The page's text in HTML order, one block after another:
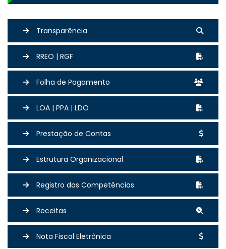
Transparência
RREO | RGF
Folha de Pagamento
LOA | PPA | LDO
Prestação de Contas
Estrutura Organizacional
Registro das Competências
Receitas
Nota Fiscal Eletrônica